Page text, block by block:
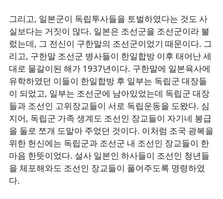
그리고, 일본군이 독립투사들을 토벌하였다는 것도 사
실보다는 거짓이 많다. 일본은 조선군을 조선군이라 불
렀는데, 그 전신이 구한말의 조선군이었기 때문이다. 그
리고, 구한말 조선군 병사들이 한일합방 이후 태어난 세
대로 물갈이된 해가 1937년이다. 구한말에 일본육사에
유학하였던 이들이 한일합방 후 일부는 독립군 대장들
이 되었고, 일부는 조선군에 남아있었는데 독립군 대장
들과 조선인 고위장교들이 서로 독립운동을 도왔다. 심
지어, 독립군 가족 생계도 조선인 장교들이 자기네 봉급
을 둘로 쪼개 도맡아 주었던 것이다. 이처럼 조국 광복을
위한 헌신에는 독립군과 조선군 내 조선인 장교들이 한
마음 한뜻이었다. 설사 일본인 하사들이 조선인 청년들
을 체포해와도 조선인 장교들이 풀어주도록 명령하였
다.